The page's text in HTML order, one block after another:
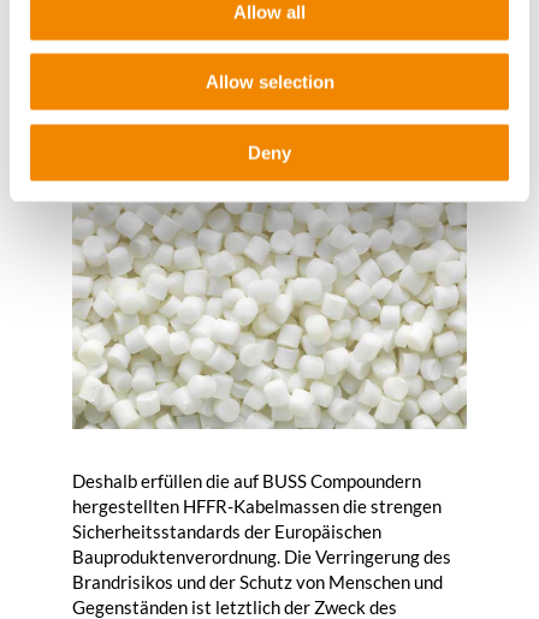
Allow all
Allow selection
Deny
Deshalb erfüllen die auf BUSS Compoundern
hergestellten HFFR-Kabelmassen die strengen
Sicherheitsstandards der Europäischen
Bauproduktenverordnung. Die Verringerung des
Brandrisikos und der Schutz von Menschen und
Gegenständen ist letztlich der Zweck des